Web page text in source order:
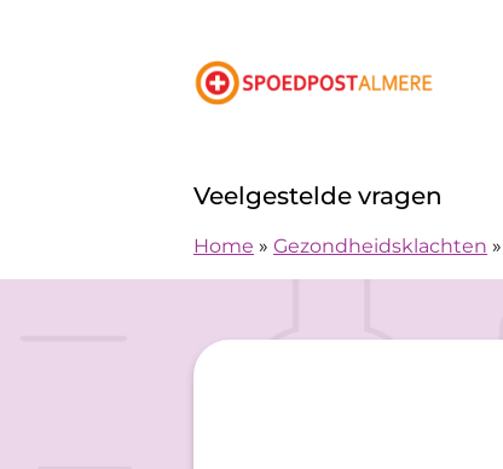
Veelgestelde vragen
Home » Gezondheidsklachten »